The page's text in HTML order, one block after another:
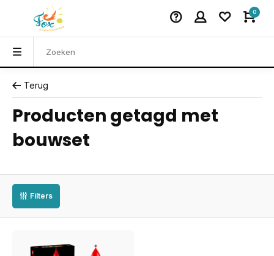
0
Terug
Producten getagd met
bouwset
Filters